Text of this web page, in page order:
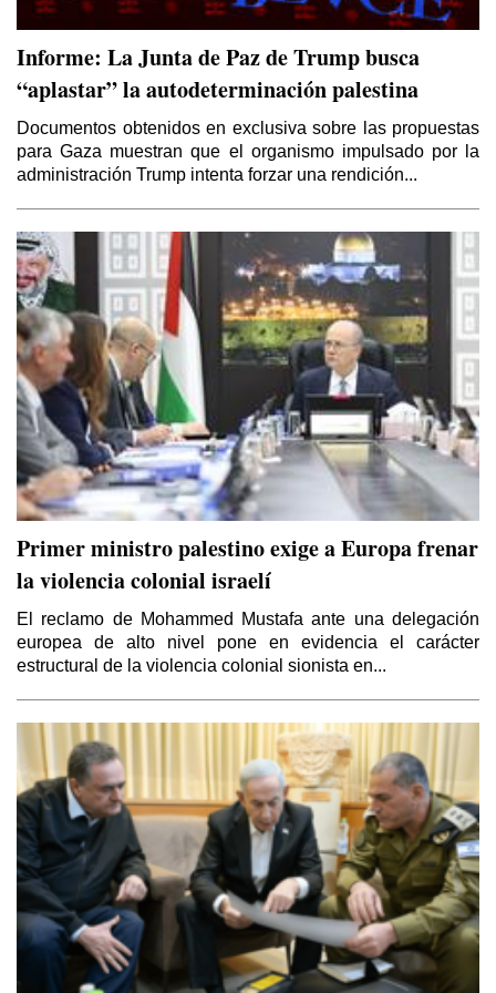
Informe: La Junta de Paz de Trump busca
“aplastar” la autodeterminación palestina
Documentos obtenidos en exclusiva sobre las propuestas
para Gaza muestran que el organismo impulsado por la
administración Trump intenta forzar una rendición...
Primer ministro palestino exige a Europa frenar
la violencia colonial israelí
El reclamo de Mohammed Mustafa ante una delegación
europea de alto nivel pone en evidencia el carácter
estructural de la violencia colonial sionista en...